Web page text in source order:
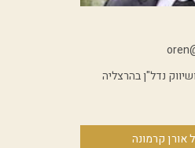
נדל"ן בהרצליה
אורן קרמונה